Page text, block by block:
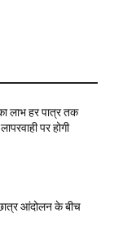
लाभ हर पात्र तक
पर होगी
छात्र आंदोलन के बीच